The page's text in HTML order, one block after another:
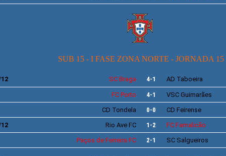
SUB 15 - I FASE ZONA NORTE - JORNADA 15
SCBraga 4-1 AD Taboeira
FCPorto 4-1 VSCGuimarães
CD Tondela
0-0 CD Feirense
Rio AveFC 1-2 FCFamalicão
Paços de Ferreira FC 2-1 SCSalgueiros